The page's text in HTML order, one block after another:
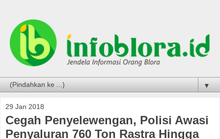
▼
29 Jan 2018
Cegah Penyelewengan, Polisi Awasi
Penyaluran 760 Ton Rastra Hingga